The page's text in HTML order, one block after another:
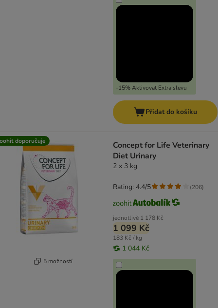
-15% Aktivovat Extra slevu
Přidat do košíku
doporučuje
5 možností
Concept for Life Veterinary
Diet Urinary
2 x 3 kg
jednotlivě 1 178 Kč
1 099 Kč
183 Kč / kg
1 044 Kč
Rating: 4.4/5 (206)